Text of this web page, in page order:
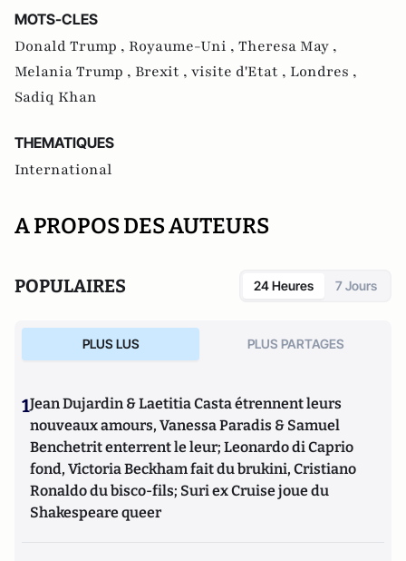
MOTS-CLES
Donald Trump , Royaume-Uni , Theresa May ,
Melania Trump , Brexit , visite d'Etat , Londres ,
Sadiq Khan
THEMATIQUES
International
A PROPOS DES AUTEURS
POPULAIRES 24 Heures 7 Jours
PLUS LUS PLUS PARTAGES
1Jean Dujardin & Laetitia Casta étrennent leurs
nouveaux amours, Vanessa Paradis & Samuel
Benchetrit enterrent le leur; Leonardo di Caprio
fond, Victoria Beckham fait du brukini, Cristiano
Ronaldo du bisco-fils; Suri ex Cruise joue du
Shakespeare queer